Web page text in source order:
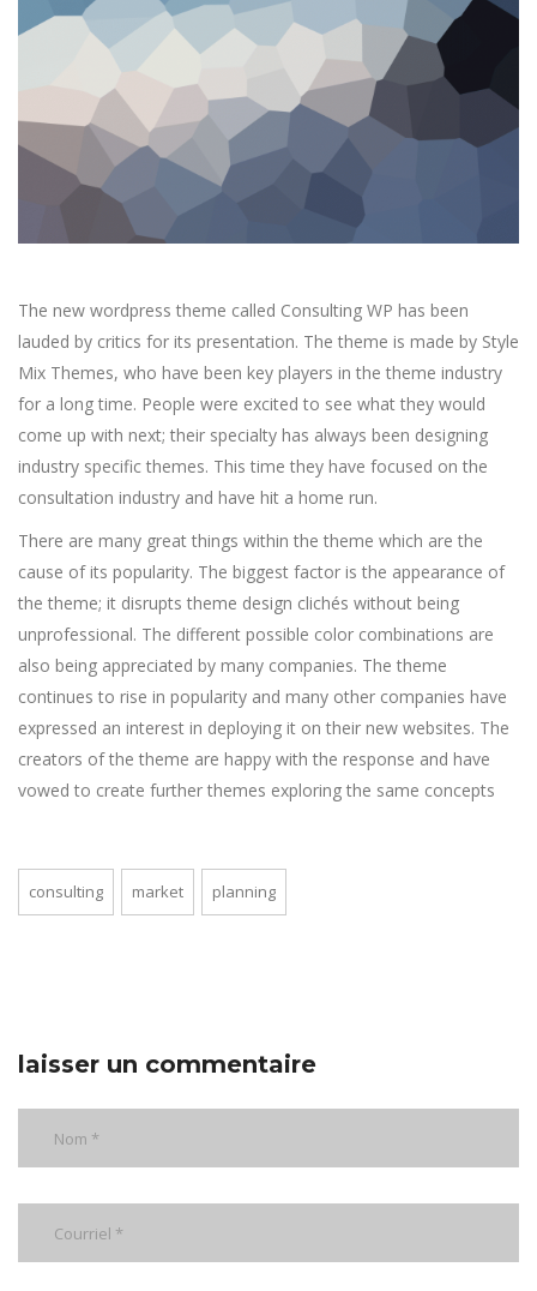
The new wordpress theme called Consulting WP has been
lauded by critics for its presentation. The theme is made by Style
Mix Themes, who have been key players in the theme industry
for a long time. People were excited to see what they would
come up with next; their specialty has always been designing
industry specific themes. This time they have focused on the
consultation industry and have hit a home run.
There are many great things within the theme which are the
cause of its popularity. The biggest factor is the appearance of
the theme; it disrupts theme design clichés without being
unprofessional. The different possible color combinations are
also being appreciated by many companies. The theme
continues to rise in popularity and many other companies have
expressed an interest in deploying it on their new websites. The
creators of the theme are happy with the response and have
vowed to create further themes exploring the same concepts
consulting market planning
laisser un commentaire